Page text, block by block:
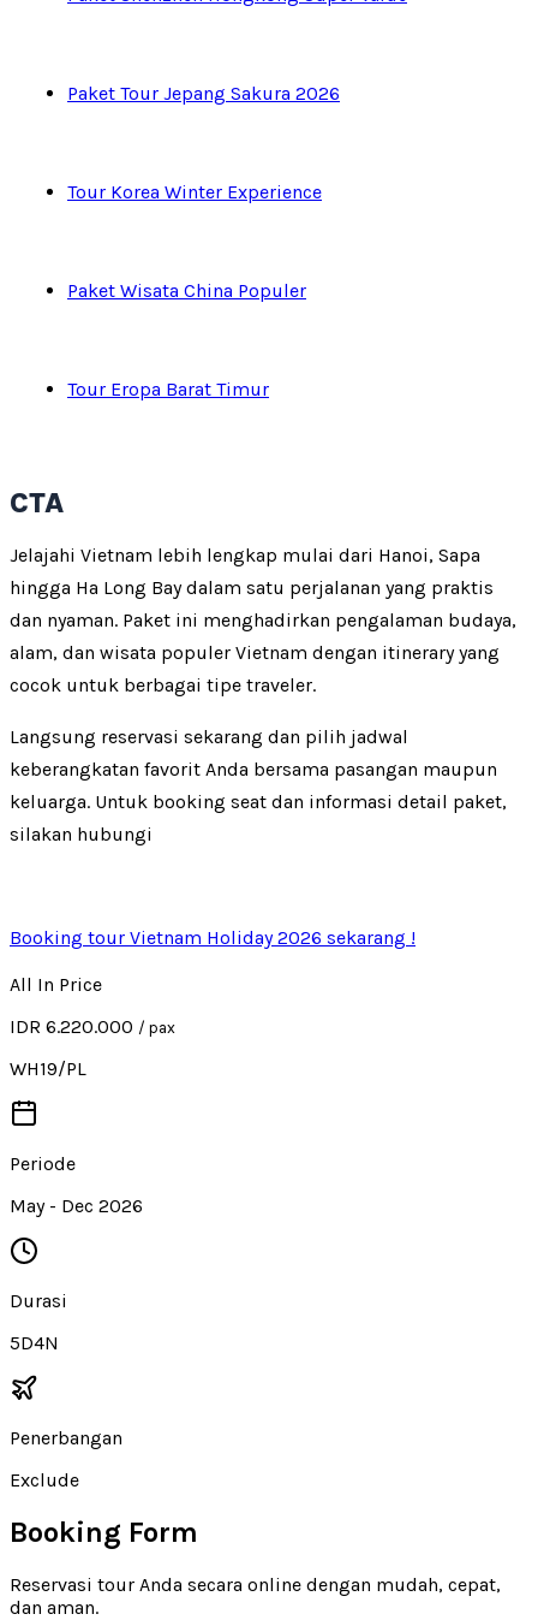
Paket Tour Jepang Sakura 2026
Tour Korea Winter Experience
Paket Wisata China Populer
Tour Eropa Barat Timur
CTA
Jelajahi Vietnam lebih lengkap mulai dari Hanoi, Sapa
hingga Ha Long Bay dalam satu perjalanan yang praktis
dan nyaman. Paket ini menghadirkan pengalaman budaya,
alam, dan wisata populer Vietnam dengan itinerary yang
cocok untuk berbagai tipe traveler.
Langsung reservasi sekarang dan pilih jadwal
keberangkatan favorit Anda bersama pasangan maupun
keluarga. Untuk booking seat dan informasi detail paket,
silakan hubungi
Booking tour Vietnam Holiday 2026 sekarang !
All In Price
IDR 6.220.000 / pax
WH19/PL
Periode
May - Dec 2026
Durasi
5D4N
Penerbangan
Exclude
Booking Form
Reservasi tour Anda secara online dengan mudah, cepat,
dan aman.